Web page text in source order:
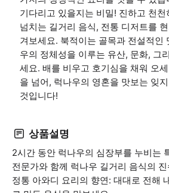
기다리고 있을지는 비밀! 진하고 천
넘치는 길거리 음식, 전통 디저트를
겨보세요. 북적이는 골목과 전설적인
우의 정체성을 이루는 유산, 문화, 그
세요. 배를 비우고 호기심을 채워 오
을 넘어, 럭나우의 영혼을 맛보는 잊
것입니다!
상품설명
2시간 동안 럭나우의 심장부를 누비는
전문가와 함께 럭나우 길거리 음식의
정통 아와디 요리의 향연: 대대로 전해